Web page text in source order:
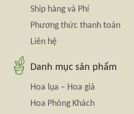
Ship hàng và Phí
Phương thức thanh toán
Liên hệ
Danh mục sản phẩm
Hoa lụa – Hoa giả
Hoa Phòng Khách